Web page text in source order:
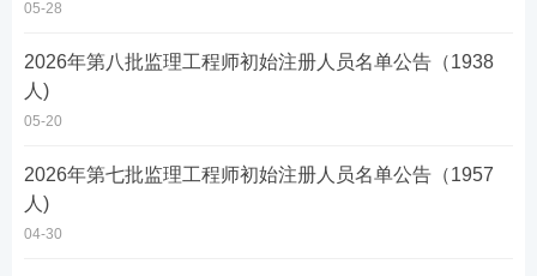
05-28
2026年第八批监理工程师初始注册人员名单公告（1938
人)
05-20
2026年第七批监理工程师初始注册人员名单公告（1957
人)
04-30